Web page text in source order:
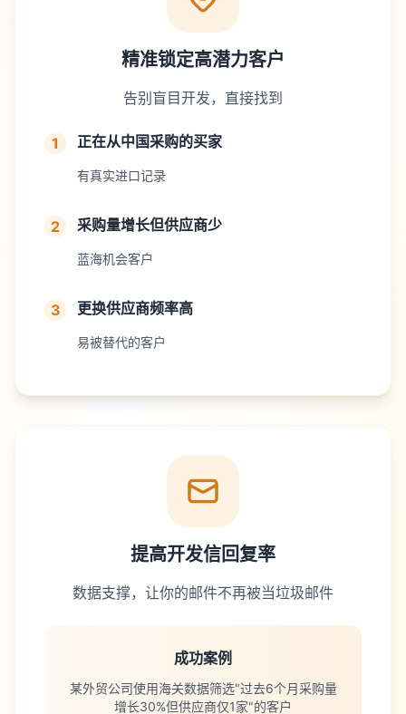
精准锁定高潜力客户
告别盲目开发，直接找到
1 正在从中国采购的买家
有真实进口记录
2 采购量增长但供应商少
蓝海机会客户
3 更换供应商频率高
易被替代的客户
提高开发信回复率
数据支撑，让你的邮件不再被当垃圾邮件
成功案例
某外贸公司使用海关数据筛选"过去6个月采购量
增长30%但供应商仅1家"的客户